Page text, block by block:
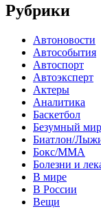
Рубрики
Автоновости
Автособытия
Автоспорт
Автоэксперт
Актеры
Аналитика
Баскетбол
Безумный мир
Биатлон/
Бокс/MMA
Болезни и
В мире
В России
Вещи